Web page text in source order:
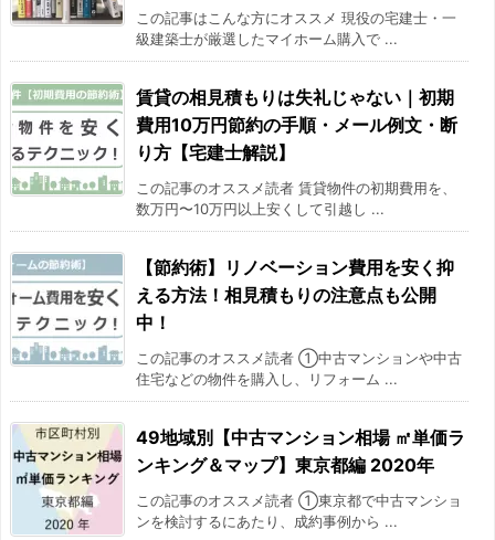
この記事はこんな方にオススメ 現役の宅建士・一
級建築士が厳選したマイホーム購入で ...
賃貸の相見積もりは失礼じゃない｜初期
費用10万円節約の手順・メール例文・断
り方【宅建士解説】
この記事のオススメ読者 賃貸物件の初期費用を、
数万円〜10万円以上安くして引越し ...
【節約術】リノベーション費用を安く抑
える方法！相見積もりの注意点も公開
中！
この記事のオススメ読者 ①中古マンションや中古
住宅などの物件を購入し、リフォーム ...
49地域別【中古マンション相場 ㎡単価ラ
ンキング＆マップ】東京都編 2020年
この記事のオススメ読者 ①東京都で中古マンショ
ンを検討するにあたり、成約事例から ...